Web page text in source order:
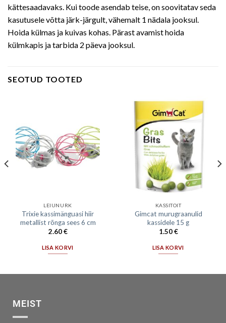
kättesaadavaks. Kui toode asendab teise, on soovitatav seda
kasutusele võtta järk-järgult, vähemalt 1 nädala jooksul.
Hoida külmas ja kuivas kohas. Pärast avamist hoida
külmkapis ja tarbida 2 päeva jooksul.
SEOTUD TOOTED
LEIUNURK
Trixie kassimänguasi hiir
metallist rõnga sees 6 cm
2.60€
LISA KORVI
KASSITOIT
Gimcat murugraanulid
kassidele 15 g
1.50€
LISA KORVI
MEIST